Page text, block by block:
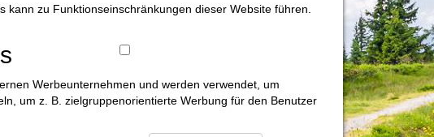
zu Funktionseinschränkungen dieser Website führen.
Werbeunternehmen und werden verwendet, um
um z. B. zielgruppenorientierte Werbung für den Benutzer